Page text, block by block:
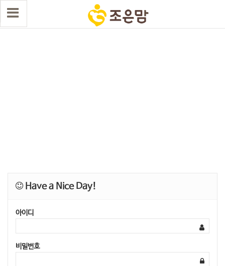
Have a Nice Day!
아이디
비밀번호